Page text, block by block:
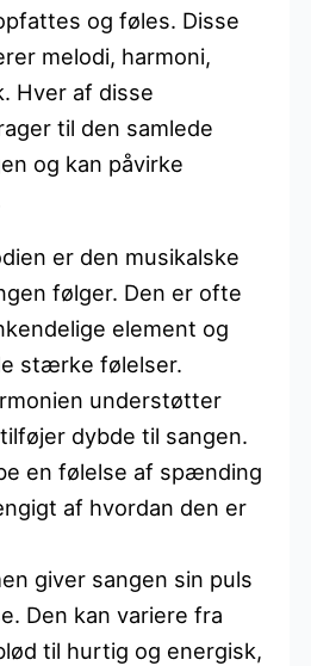
og føles. Disse
melodi, harmoni,
Hver af disse
til den samlede
og kan påvirke
er den musikalske
følger. Den er ofte
element og
stærke følelser.
understøtter
dybde til sangen.
en følelse af spænding
af hvordan den er
giver sangen sin puls
Den kan variere fra
til hurtig og energisk,